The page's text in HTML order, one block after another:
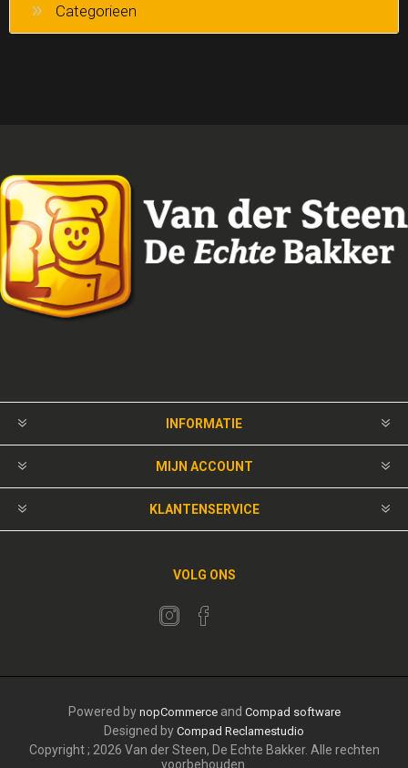
Categorieen
INFORMATIE
MIJN ACCOUNT
KLANTENSERVICE
VOLG ONS
Powered by nopCommerceand Compad software
Designed by Compad Reclamestudio
Copyright ; 2026 Van der Steen, De Echte Bakker. Alle rechten
voorbehouden.